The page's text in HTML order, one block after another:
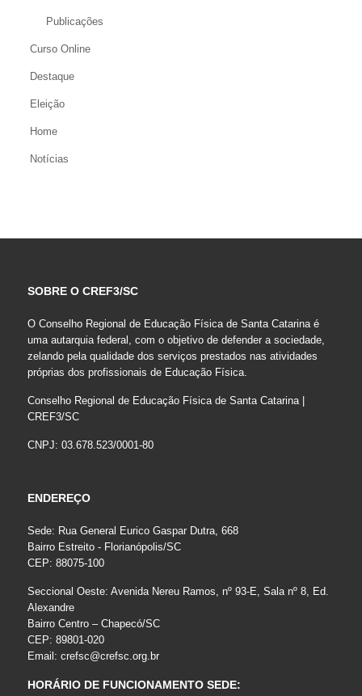
Publicações
Curso Online
Destaque
Eleição
Home
Notícias
SOBRE O CREF3/SC
O Conselho Regional de Educação Física de Santa Catarina é
uma autarquia federal, com o objetivo de defender a sociedade,
zelando pela qualidade dos serviços prestados nas atividades
próprias dos profissionais de Educação Física.
Conselho Regional de Educação Física de Santa Catarina |
CREF3/SC
CNPJ: 03.678.523/0001-80
ENDEREÇO
Sede: Rua General Eurico Gaspar Dutra, 668
Bairro Estreito - Florianópolis/SC
CEP: 88075-100
Seccional Oeste: Avenida Nereu Ramos, nº 93-E, Sala nº 8, Ed.
Alexandre
Bairro Centro – Chapecó/SC
CEP: 89801-020
Email: crefsc@crefsc.org.br
HORÁRIO DE FUNCIONAMENTO SEDE: